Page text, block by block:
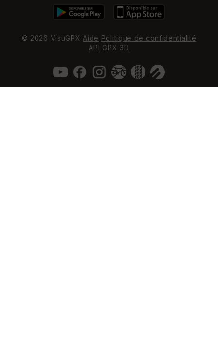
© 2026 VisuGPX Aide Politique de confidentialité
API GPX 3D